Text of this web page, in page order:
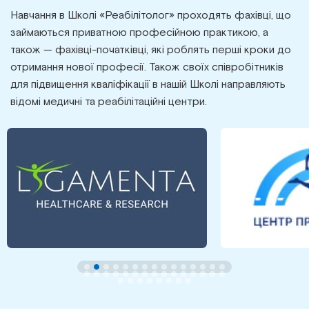
Навчання в Школі «Реабілітолог» проходять фахівці, що
займаються приватною професійною практикою, а
також — фахівці-початківці, які роблять перші кроки до
отримання нової професії. Також своїх співробітників
для підвищення кваліфікації в нашій Школі направляють
відомі медичні та реабілітаційні центри.